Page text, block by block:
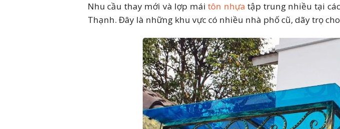
Liên hệ nhận báo giá tôn nhựa tại Quận Tân Phú -
Nhu cầu thay mới và lợp máitôn nhựa tập trung nhiều tại
Thạnh. Đây là những khu vực có nhiều nhà phố cũ, dãy trọ